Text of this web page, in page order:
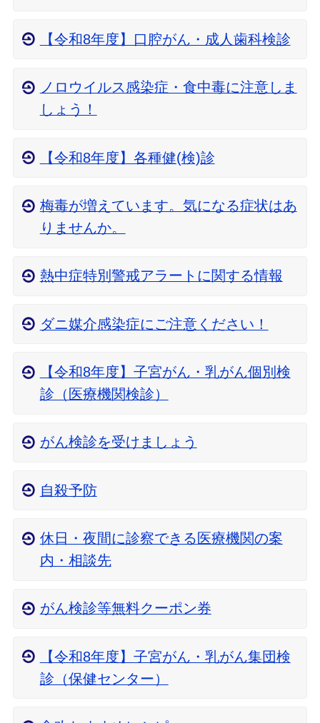
【令和8年度】口腔がん・成人歯科検診
ノロウイルス感染症・食中毒に注意しま
しょう！
【令和8年度】各種健(検)診
梅毒が増えています。気になる症状はあ
りませんか。
熱中症特別警戒アラートに関する情報
ダニ媒介感染症にご注意ください！
【令和8年度】子宮がん・乳がん個別検
診（医療機関検診）
がん検診を受けましょう
自殺予防
休日・夜間に診察できる医療機関の案
内・相談先
がん検診等無料クーポン券
【令和8年度】子宮がん・乳がん集団検
診（保健センター）